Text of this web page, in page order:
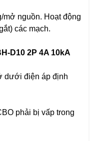
mở nguồn. Hoạt động
các mạch.
D10 2P 4A 10kA
dưới điện áp định
phải bị vấp trong